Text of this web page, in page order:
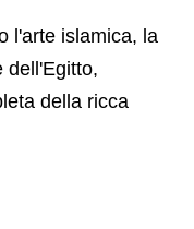
l'arte islamica, la
dell'Egitto,
della ricca